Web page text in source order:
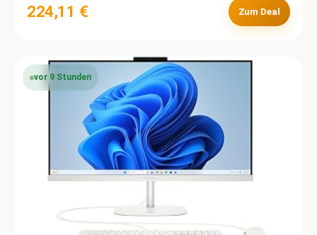
224,11 € Zum Deal
vor 9 Stunden